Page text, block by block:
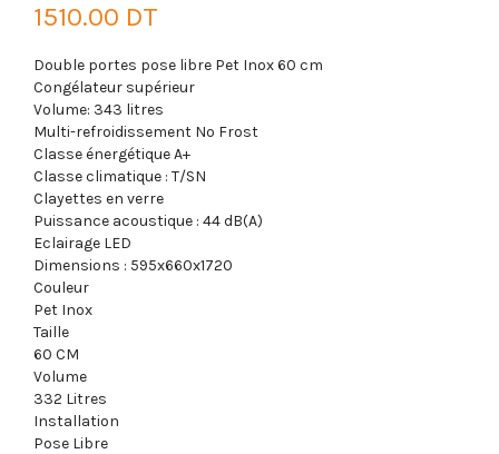
1510.00 DT
Double portes pose libre Pet Inox 60 cm
Congélateur supérieur
Volume: 343 litres
Multi-refroidissement No Frost
Classe énergétique A+
Classe climatique : T/SN
Clayettes en verre
Puissance acoustique : 44 dB(A)
Eclairage LED
Dimensions : 595x660x1720
Couleur
Pet Inox
Taille
60 CM
Volume
332 Litres
Installation
Pose Libre